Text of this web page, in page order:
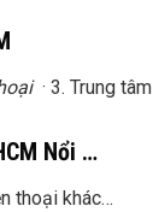
· 3. Trung tâm
Nổi …
thoại khác…